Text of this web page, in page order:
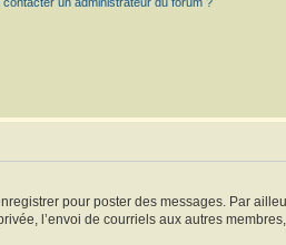
pour poster des messages. Par
l’envoi de courriels aux autres